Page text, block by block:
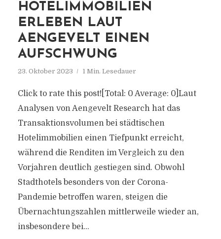
HOTELIMMOBILIEN
ERLEBEN LAUT
AENGEVELT EINEN
AUFSCHWUNG
23. Oktober 2023 1 Min. Lesedauer
Click to rate this post![Total: 0 Average: 0]Laut
Analysen von Aengevelt Research hat das
Transaktionsvolumen bei städtischen
Hotelimmobilien einen Tiefpunkt erreicht,
während die Renditen im Vergleich zu den
Vorjahren deutlich gestiegen sind. Obwohl
Stadthotels besonders von der Corona-
Pandemie betroffen waren, steigen die
Übernachtungszahlen mittlerweile wieder an,
insbesondere bei...